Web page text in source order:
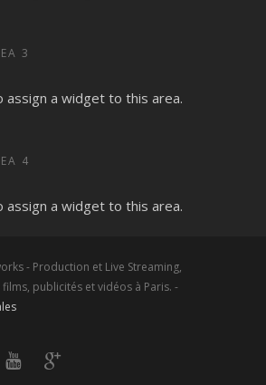
3
assign a widget to this area.
4
assign a widget to this area.
- Production et Live Streaming,
publicités et vidéos à Paris. -